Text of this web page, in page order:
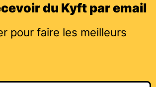
du Kyft par email
pour faire les meilleurs